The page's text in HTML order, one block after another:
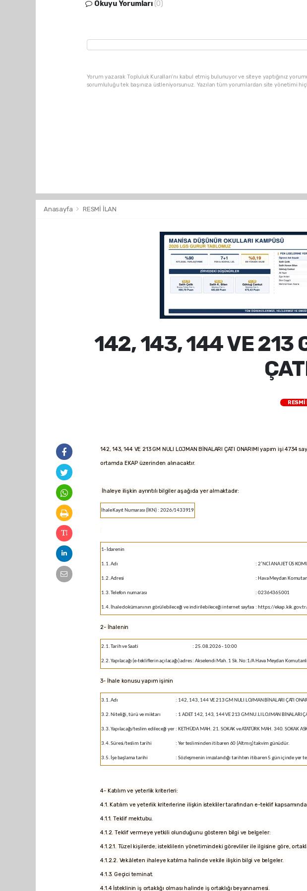
Okuyu Yorumları (0)
Yorum yazarak Topluluk Kuralları’nı kabul etmiş bulunuyor ve siteye yaptığınız
sorumluluğu tek başınıza üstleniyorsunuz. Yazılan tüm yorumlardan site yönetimi
Anasayfa RESMİ İLAN
142, 143, 144 VE 213
RESMİ
142, 143, 144 VE 213 GM NULI LOJMAN BİNALARI ÇATI ONARIMI yapım işi
ortamda EKAP üzerinden alınacaktır.
İhaleye ilişkin ayrıntılı bilgiler aşağıda yer almaktadır:
İhale Kayıt Numarası (İKN) : 2026/1433919
1- İdarenin
1.1. Adı : 2’NCİ ANA JET ÜS
1.2. Adresi : Hava Meydan
1.3. Telefon numarası : 02364365001
1.4. İhale dokümanının görülebileceği ve indirilebileceği internet sayfası : https://ekap.kik.gov.tr/
2- İhalenin
2.1. Tarih ve Saati : 25.08.2026 - 10:00
2.2. Yapılacağı (e-tekliflerin açılacağı) adres : Akselendi Mah. 1 Sk. No:1/A Hava Meydan
3- İhale konusu yapım işinin
3.1. Adı : 142, 143, 144 VE 213 GM NULI LOJMAN BİNALARI ÇATI
3.2. Niteliği, türü ve miktarı : 1 ADET 142, 143, 144 VE 213 GM NU.LI LOJMAN BİNALARI
3.3. Yapılacağı/teslim edileceği yer : KETHÜDA MAH. 21. SOKAK ve ATATÜRK MAH. 340. SOKAK
3.4. Süresi/teslim tarihi : Yer tesliminden itibaren 60 (Altmış) takvim günüdür.
3.5. İşe başlama tarihi : Sözleşmenin imzalandığı tarihten itibaren 5 gün içinde yer
4- Katılım ve yeterlik kriterleri:
4.1. Katılım ve yeterlik kriterlerine ilişkin istekliler tarafından e-teklif
4.1.1. Teklif mektubu.
4.1.2. Teklif vermeye yetkili olunduğunu gösteren bilgi ve belgeler:
4.1.2.1. Tüzel kişilerde; isteklilerin yönetimindeki görevliler ile ilgisine göre,
4.1.2.2. Vekâleten ihaleye katılma halinde vekile ilişkin bilgi ve belgeler.
4.1.3. Geçici teminat.
4.1.4 İsteklinin iş ortaklığı olması halinde iş ortaklığı beyannamesi.